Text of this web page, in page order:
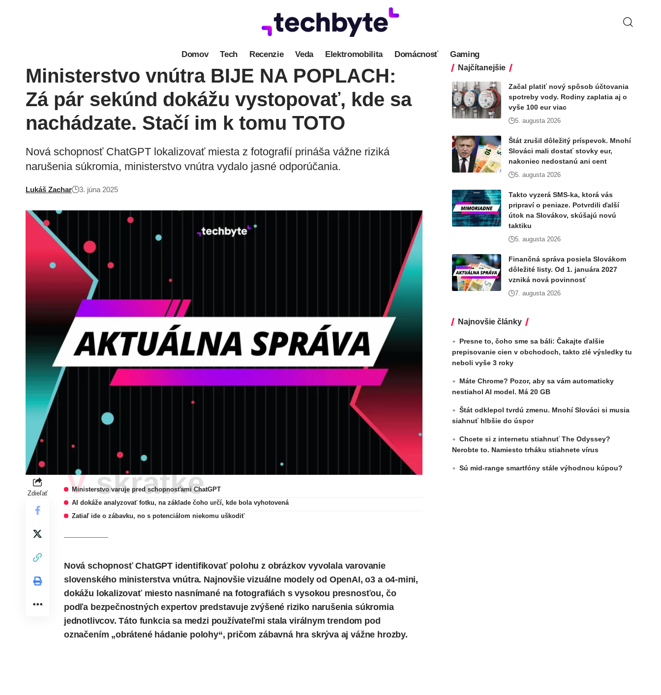
Domov Tech Recenzie Veda Elektromobilita Domácnosť Gaming
Ministerstvo vnútra BIJE NA POPLACH:
Zá pár sekúnd dokážu vystopovať, kde sa
nachádzate. Stačí im k tomu TOTO
Nová schopnosť ChatGPT lokalizovať miesta z fotografií prináša vážne riziká
narušenia súkromia, ministerstvo vnútra vydalo jasné odporúčania.
Lukáš Zachar 3. júna 2025
Zdieľať V skratke
Ministerstvo varuje pred schopnosťami ChatGPT
AI dokáže analyzovať fotku, na základe čoho určí, kde bola vyhotovená
Zatiaľ ide o zábavku, no s potenciálom niekomu uškodiť
Nová schopnosťChatGPT identifikovať polohu z obrázkov vyvolala varovanie
slovenského ministerstva vnútra. Najnovšie vizuálne modely od OpenAI,o3 a o4-mini,
dokážu lokalizovať miesto nasnímané na fotografiách s vysokou presnosťou, čo
podľa bezpečnostných expertov predstavuje zvýšené riziko narušenia súkromia
jednotlivcov. Táto funkcia sa medzi používateľmi stala virálnym trendom pod
označením „obrátené hádanie polohy“, pričom zábavná hra skrýva aj vážne hrozby.
Najčítanejšie
Začal platiť nový spôsob účtovania
spotreby vody. Rodiny zaplatia aj o
vyše 100 eur viac
5. augusta 2026
Štát zrušil dôležitý príspevok. Mnohí
Slováci mali dostať stovky eur,
nakoniec nedostanú ani cent
5. augusta 2026
Takto vyzerá SMS-ka, ktorá vás
pripraví o peniaze. Potvrdili ďalší
útok na Slovákov, skúšajú novú
taktiku
5. augusta 2026
Finančná správa posiela Slovákom
dôležité listy. Od 1. januára 2027
vzniká nová povinnosť
7. augusta 2026
Najnovšie články
Presne to, čoho sme sa báli: Čakajte ďalšie
prepisovanie cien v obchodoch, takto zlé výsledky tu
neboli vyše 3 roky
Máte Chrome? Pozor, aby sa vám automaticky
nestiahol AI model. Má 20 GB
Štát odklepol tvrdú zmenu. Mnohí Slováci si musia
siahnuť hlbšie do úspor
Chcete si z internetu stiahnuť The Odyssey?
Nerobte to. Namiesto trháku stiahnete vírus
Sú mid-range smartfóny stále výhodnou kúpou?